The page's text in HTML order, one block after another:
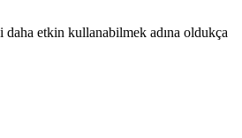
etkin kullanabilmek adına oldukça